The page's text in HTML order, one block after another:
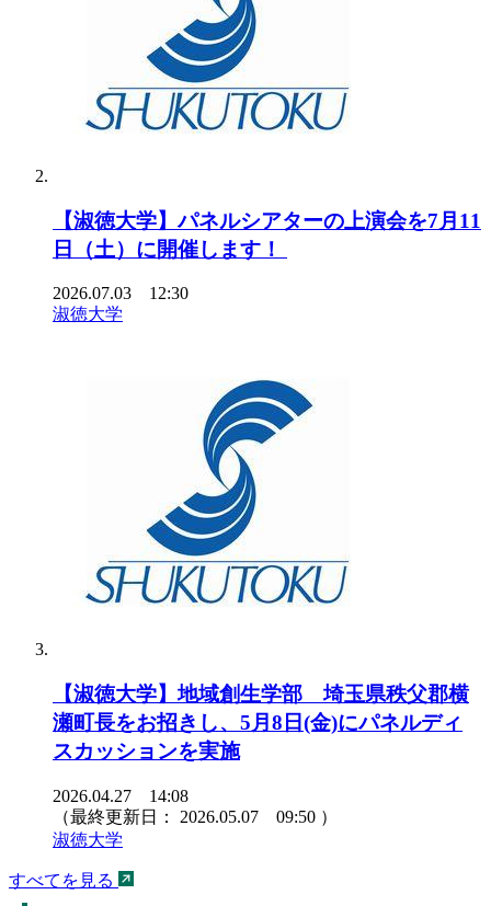
【淑徳大学】パネルシアターの上演会を7月11
日（土）に開催します！
2026.07.03 12:30
淑徳大学
【淑徳大学】地域創生学部 埼玉県秩父郡横
瀬町長をお招きし、5月8日(金)にパネルディ
スカッションを実施
2026.04.27 14:08
（最終更新日： 2026.05.07 09:50 ）
淑徳大学
すべてを見る